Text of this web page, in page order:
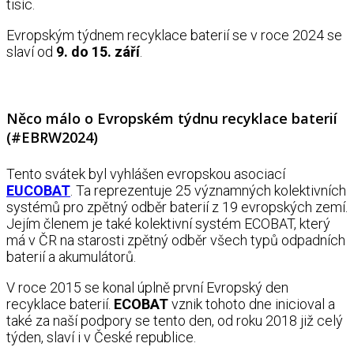
tisíc.
Evropským týdnem recyklace baterií se v roce 2024 se
slaví od 9. do 15. září.
Něco málo o Evropském týdnu recyklace baterií
(#EBRW2024)
Tento svátek byl vyhlášen evropskou asociací
EUCOBAT. Ta reprezentuje 25 významných kolektivních
systémů pro zpětný odběr baterií z 19 evropských zemí.
Jejím členem je také kolektivní systém ECOBAT, který
má v ČR na starosti zpětný odběr všech typů odpadních
baterií a akumulátorů.
V roce 2015 se konal úplně první Evropský den
recyklace baterií. ECOBATvznik tohoto dne inicioval a
také za naší podpory se tento den, od roku 2018 již celý
týden, slaví i v České republice.